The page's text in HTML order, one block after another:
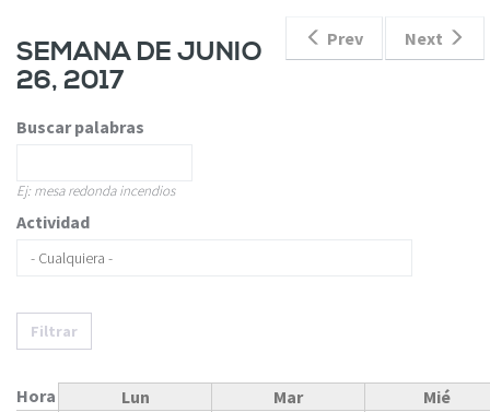
Prev Next
SEMANA DE JUNIO
26, 2017
Buscar palabras
Ej: mesa redonda incendios
Actividad
Filtrar
Hora Lun Mar Mié